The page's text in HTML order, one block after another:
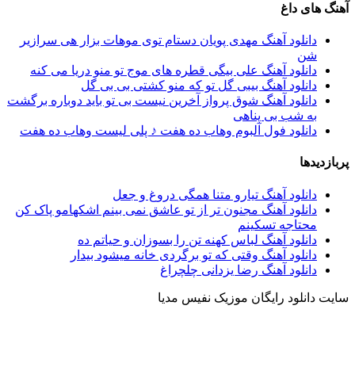
آهنگ های داغ
دانلود آهنگ مهدی پویان دستام توی موهات بزار هی سرازیر
شن
دانلود آهنگ علی بیگی قطره های موج تو منو دریا می کنه
دانلود آهنگ بیبی گل تو که منو کشتی بی بی گل
دانلود آهنگ شوق پرواز آخرین نیست بی تو باید دوباره برگشت
به شب بی پناهی
دانلود فول آلبوم وهاب ده هفت ♪ پلی لیست وهاب ده هفت
پربازدیدها
دانلود آهنگ تیارو متنا همگی دروغ و جعل
دانلود آهنگ مجنون تر از تو عاشق نمی بینم اشکهامو پاک کن
محتاجه تسکینم
دانلود آهنگ لباس کهنه تن را بسوزان و حیاتم ده
دانلود آهنگ وقتی که تو برگردی خانه میشود بیدار
دانلود آهنگ رضا یزدانی چلچراغ
سایت دانلود رایگان موزیک نفیس مدیا